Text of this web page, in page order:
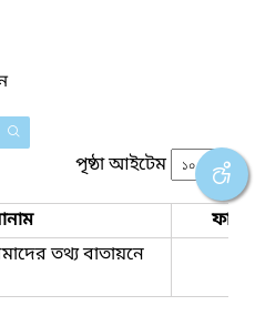
পৃষ্ঠা আইটেম
ফাইল
তথ্য বাতায়নে